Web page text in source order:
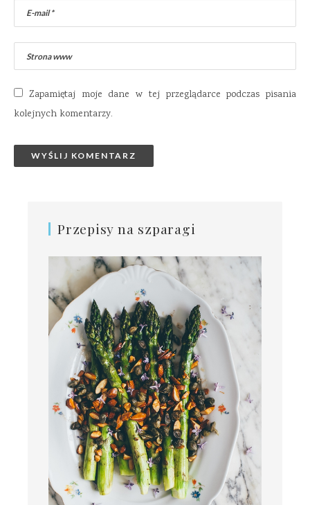
Zapamiętaj moje dane w tej przeglądarce podczas pisania
kolejnych komentarzy.
Przepisy na szparagi